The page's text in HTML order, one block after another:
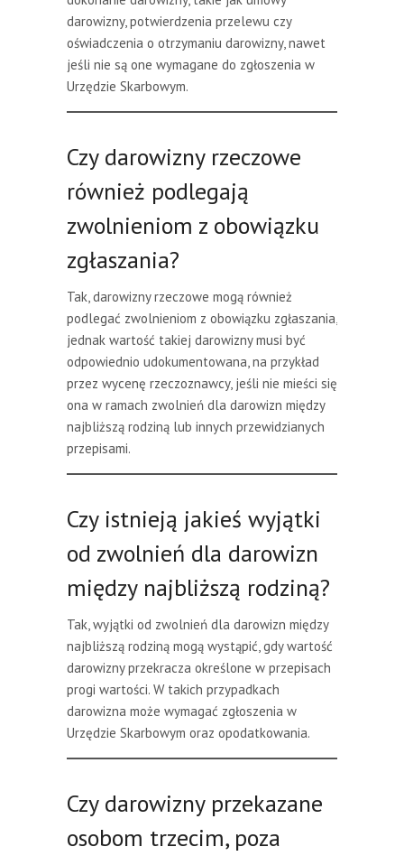
darowizny, potwierdzenia przelewu czy
oświadczenia o otrzymaniu darowizny, nawet
jeśli nie są one wymagane do zgłoszenia w
Urzędzie Skarbowym.
Czy darowizny rzeczowe
również podlegają
zwolnieniom z obowiązku
zgłaszania?
Tak, darowizny rzeczowe mogą również
podlegać zwolnieniom z obowiązku zgłaszania,
jednak wartość takiej darowizny musi być
odpowiednio udokumentowana, na przykład
przez wycenę rzeczoznawcy, jeśli nie mieści się
ona w ramach zwolnień dla darowizn między
najbliższą rodziną lub innych przewidzianych
przepisami.
Czy istnieją jakieś wyjątki
od zwolnień dla darowizn
między najbliższą rodziną?
Tak, wyjątki od zwolnień dla darowizn między
najbliższą rodziną mogą wystąpić, gdy wartość
darowizny przekracza określone w przepisach
progi wartości. W takich przypadkach
darowizna może wymagać zgłoszenia w
Urzędzie Skarbowym oraz opodatkowania.
Czy darowizny przekazane
osobom trzecim, poza